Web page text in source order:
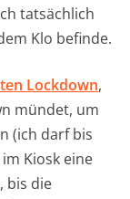
tatsächlich
Klo befinde.
Lockdown,
mündet, um
(ich darf bis
Kiosk eine
bis die